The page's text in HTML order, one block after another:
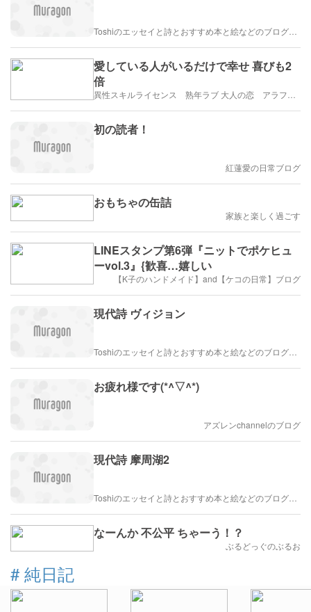
愛している人がいるだけで幸せ 喜びも2
倍
初の読者！
紅蓮愛の日常ブログ
おもちゃの缶詰
家族と楽しく過ごす
LINEスタンプ第6弾『ニットでポケヒュ
ーvol.3』{歓喜…嬉しい
【K子のハンドメイド】and【ケコの日常】ブログ
現代詩 ヴィジョン
お疲れ様です(*^▽^*)
アズレンchannelのブログ
現代詩 摩周湖2
なーんか 不公平 ちゃーう！？
ぶるどっぐのぶるお
# 純日記